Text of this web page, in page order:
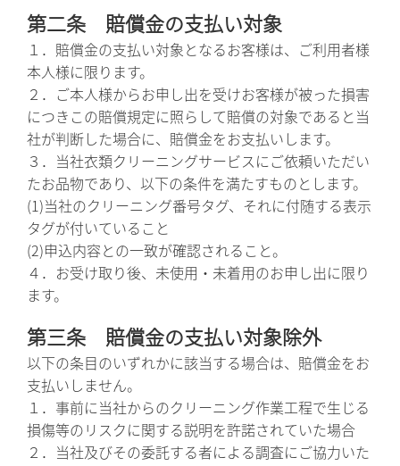
第二条 賠償金の支払い対象
１．賠償金の支払い対象となるお客様は、ご利用者様
本人様に限ります。
２．ご本人様からお申し出を受けお客様が被った損害
につきこの賠償規定に照らして賠償の対象であると当
社が判断した場合に、賠償金をお支払いします。
３．当社衣類クリーニングサービスにご依頼いただい
たお品物であり、以下の条件を満たすものとします。
(1)当社のクリーニング番号タグ、それに付随する表示
タグが付いていること
(2)申込内容との一致が確認されること。
４．お受け取り後、未使用・未着用のお申し出に限り
ます。
第三条 賠償金の支払い対象除外
以下の条目のいずれかに該当する場合は、賠償金をお
支払いしません。
１．事前に当社からのクリーニング作業工程で生じる
損傷等のリスクに関する説明を許諾されていた場合
２．当社及びその委託する者による調査にご協力いた